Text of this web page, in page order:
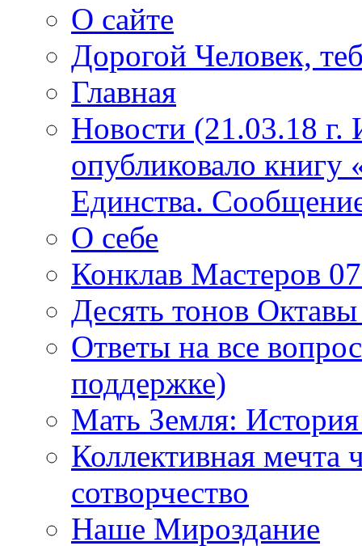
О сайте
Дорогой Человек,
Главная
Новости (21.03.18 г.
опубликовало книгу
Единства.
О себе
Конклав Мастеров
Десять тонов
Ответы на все
поддержке)
Мать Земля: История
Коллективная мечта
сотворчество
Наше Мироздание